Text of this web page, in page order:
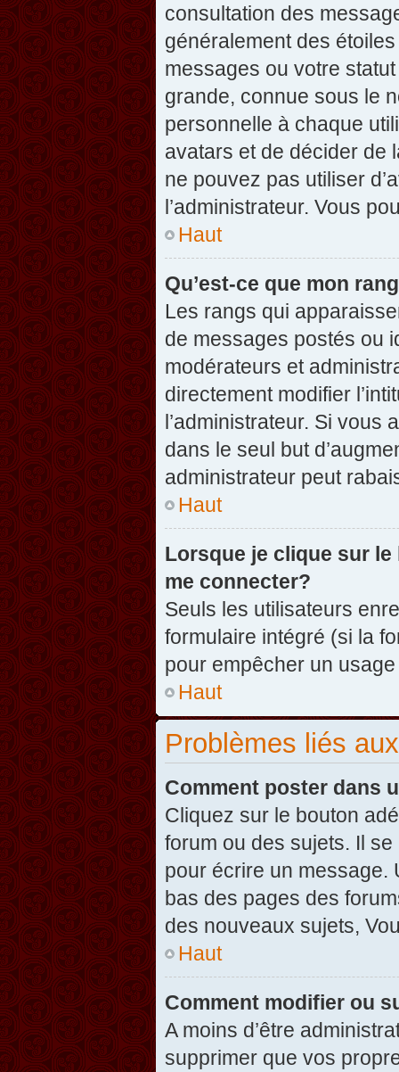
consultation des
généralement des
messages ou votre
grande, connue sous le
personnelle à chaque
avatars et de décider de
ne pouvez pas utiliser
l’administrateur. Vous
Haut
Qu’est-ce que mon
Les rangs qui
de messages postés ou
modérateurs et
directement modifier
l’administrateur. Si vous
dans le seul but
administrateur peut
Haut
Lorsque je clique sur
me connecter?
Seuls les utilisateurs
formulaire intégré (si la
pour empêcher un
Haut
Problèmes liés
Comment poster dans
Cliquez sur le bouton
forum ou des sujets. Il
pour écrire un message.
bas des pages des
des nouveaux sujets,
Haut
Comment modifier ou
A moins d’être
supprimer que vos